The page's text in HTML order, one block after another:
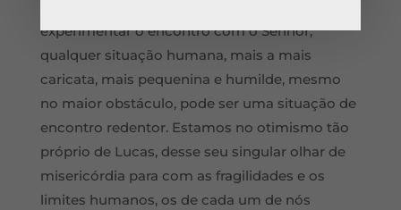
experimentar o encontro com o Senhor;
qualquer situação humana, mais a mais
caricata, mais pequenina e humilde, mesmo
no maior obstáculo, pode ser uma situação de
encontro redentor. Estamos no otimismo tão
próprio de Lucas, desse seu singular olhar de
misericórdia para com as fragilidades e os
limites humanos, os de cada um de nós